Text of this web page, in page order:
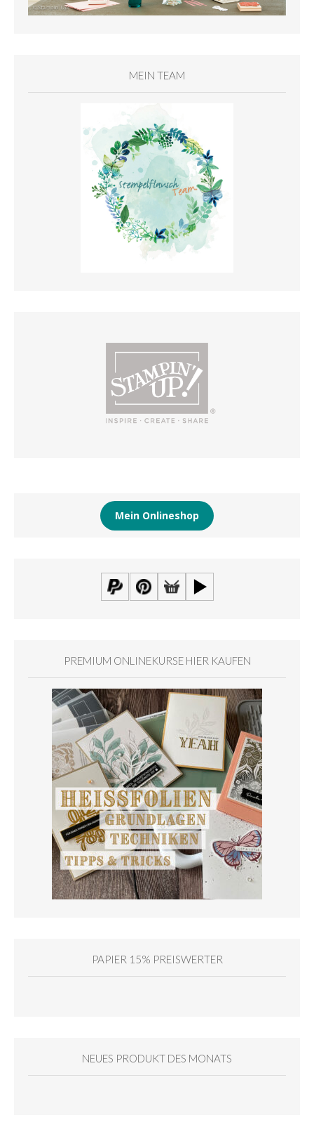
MEIN TEAM
Mein Onlineshop
PREMIUM ONLINEKURSE HIER KAUFEN
PAPIER 15% PREISWERTER
NEUES PRODUKT DES MONATS